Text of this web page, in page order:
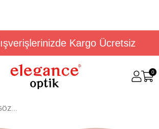
Kargo Ücretsiz
0
GÜNEŞ GÖZLÜĞÜ DAVID BECKHAM DB 1139/S 2066068XO51QT